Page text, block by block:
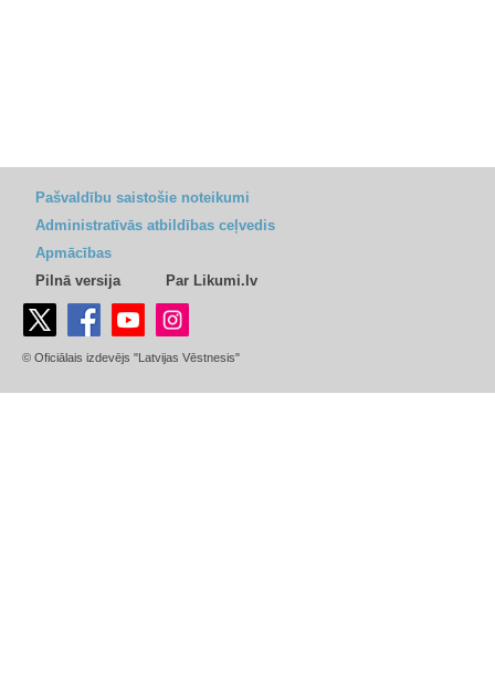
Pašvaldību saistošie noteikumi
Administratīvās atbildības ceļvedis
Apmācības
Pilnā versija
Par Likumi.lv
© Oficiālais izdevējs "Latvijas Vēstnesis"